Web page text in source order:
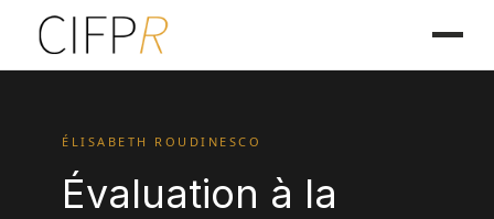
ÉLISABETH ROUDINESCO
Évaluation à la